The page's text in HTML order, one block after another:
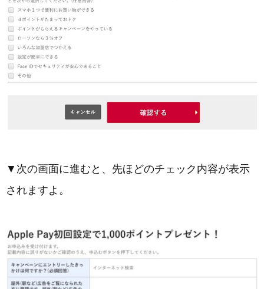
▼次の画面に進むと、先ほどのチェック内容が表示
されますよ。